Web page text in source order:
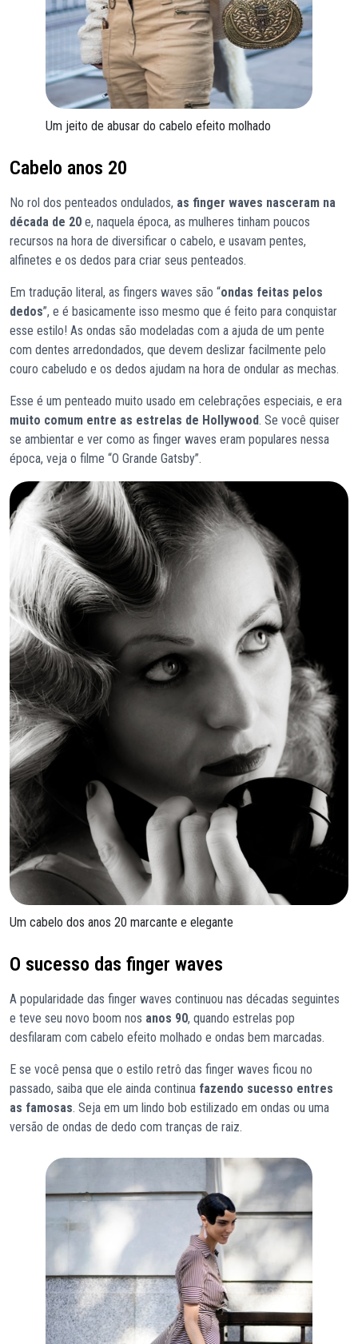
Um jeito de abusar do cabelo efeito molhado
Cabelo anos 20
No rol dos penteados ondulados, as finger waves nasceram na
década de 20 e, naquela época, as mulheres tinham poucos
recursos na hora de diversificar o cabelo, e usavam pentes,
alfinetes e os dedos para criar seus penteados.
Em tradução literal, as fingers waves são “ondas feitas pelos
dedos”, e é basicamente isso mesmo que é feito para conquistar
esse estilo! As ondas são modeladas com a ajuda de um pente
com dentes arredondados, que devem deslizar facilmente pelo
couro cabeludo e os dedos ajudam na hora de ondular as mechas.
Esse é um penteado muito usado em celebrações especiais, e era
muito comum entre as estrelas de Hollywood. Se você quiser
se ambientar e ver como as finger waves eram populares nessa
época, veja o filme “O Grande Gatsby”.
Um cabelo dos anos 20 marcante e elegante
O sucesso das finger waves
A popularidade das finger waves continuou nas décadas seguintes
e teve seu novo boom nos anos 90, quando estrelas pop
desfilaram com cabelo efeito molhado e ondas bem marcadas.
E se você pensa que o estilo retrô das finger waves ficou no
passado, saiba que ele ainda continua fazendo sucesso entres
as famosas. Seja em um lindo bob estilizado em ondas ou uma
versão de ondas de dedo com tranças de raiz.